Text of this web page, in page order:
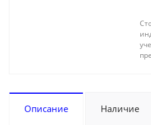
Описание Наличие